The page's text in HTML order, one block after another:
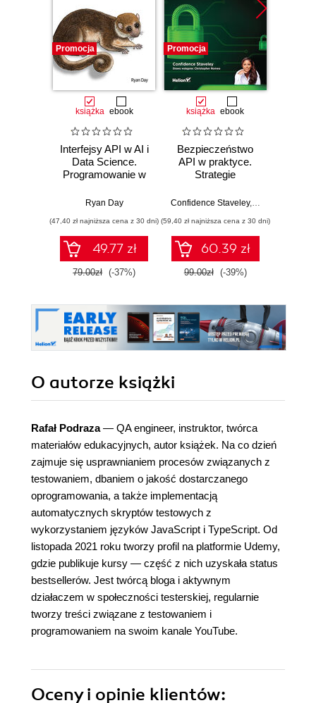
Promocja
książka ebook
Interfejsy API w AI i
Data Science.
Programowanie w
użyciem FastAPI
Ryan Day
(47,40 zł najniższa cena z 30 dni)
49.77 zł
79.00zł (-37%)
Promocja
książka ebook
Bezpieczeństwo
API w praktyce.
Strategie
defensywne, testy
bezpieczna
implementacja
interfejsów API
Confidence Staveley,
(59,40 zł najniższa cena z 30 dni)
60.39 zł
99.00zł (-39%)
O autorze książki
Rafał Podraza— QA engineer, instruktor, twórca
materiałów edukacyjnych, autor książek. Na co dzień
zajmuje się usprawnianiem procesów związanych z
testowaniem, dbaniem o jakość dostarczanego
oprogramowania, a także implementacją
automatycznych skryptów testowych z
wykorzystaniem języków JavaScript i TypeScript. Od
listopada 2021 roku tworzy profil na platformie Udemy,
gdzie publikuje kursy — część z nich uzyskała status
bestsellerów. Jest twórcą bloga i aktywnym
działaczem w społeczności testerskiej, regularnie
tworzy treści związane z testowaniem i
programowaniem na swoim kanale YouTube.
Oceny i opinie klientów: